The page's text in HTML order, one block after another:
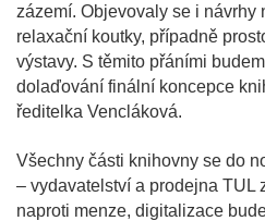
zázemí. Objevovaly se i návrhy
relaxační koutky, případně
výstavy. S těmito přáními
dolaďování finální koncepce
ředitelka Vencláková.
Všechny části knihovny se do
– vydavatelství a prodejna TUL
naproti menze, digitalizace